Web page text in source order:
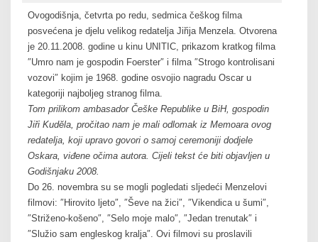
Ovogodišnja, četvrta po redu, sedmica češkog filma
posvećena je djelu velikog redatelja Jiřija Menzela. Otvorena
je 20.11.2008. godine u kinu UNITIC, prikazom kratkog filma
″Umro nam je gospodin Foerster″ i filma ″Strogo kontrolisani
vozovi″ kojim je 1968. godine osvojio nagradu Oscar u
kategoriji najboljeg stranog filma.
Tom prilikom ambasador Češke Republike u BiH, gospodin
Jiři Kudĕla, pročitao nam je mali odlomak iz Memoara ovog
redatelja, koji upravo govori o samoj ceremoniji dodjele
Oskara, viđene očima autora. Cijeli tekst će biti objavljen u
Godišnjaku 2008.
Do 26. novembra su se mogli pogledati sljedeći Menzelovi
filmovi: ″Hirovito ljeto″, ″Ševe na žici″, ″Vikendica u šumi″,
″Striženo-košeno″, ″Selo moje malo″, ″Jedan trenutak″ i
″Služio sam engleskog kralja″. Ovi filmovi su proslavili